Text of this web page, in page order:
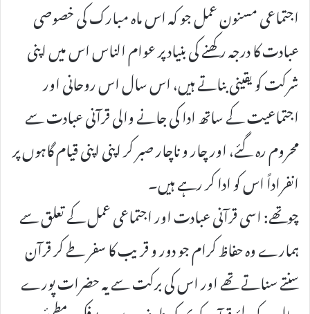
اجتماعی مسنون عمل جو کہ اس ماہ مبارک کی خصوصی
عبادت کا درجہ رکھنے کی بنیاد پر عوام الناس اس میں اپنی
شرکت کو یقینی بناتے ہیں، اس سال اس روحانی اور
اجتماعیت کے ساتھ ادا کی جانے والی قرآنی عبادت سے
محروم رہ گئے، اور چار و ناچار صبر کر اپنی اپنی قیام گاہوں پر
انفراداً اس کو ادا کر رہے ہیں۔
چوتھے: اسی قرآنی عبادت اور اجتماعی عمل کے تعلق سے
ہمارے وہ حفاظ کرام جو دور و قریب کا سفر طے کر قرآن
سنتے سناتے تھے اور اس کی برکت سے یہ حضرات پورے